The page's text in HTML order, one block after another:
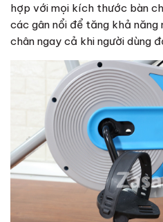
hợp với mọi kích thước bàn
các gân nổi để tăng khả
chân ngay cả khi người dùng